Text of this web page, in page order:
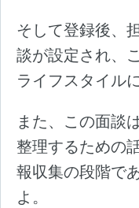
そして登録後、
談が設定され、
ライフスタイル
また、この面談
整理するための
報収集の段階で
よ。